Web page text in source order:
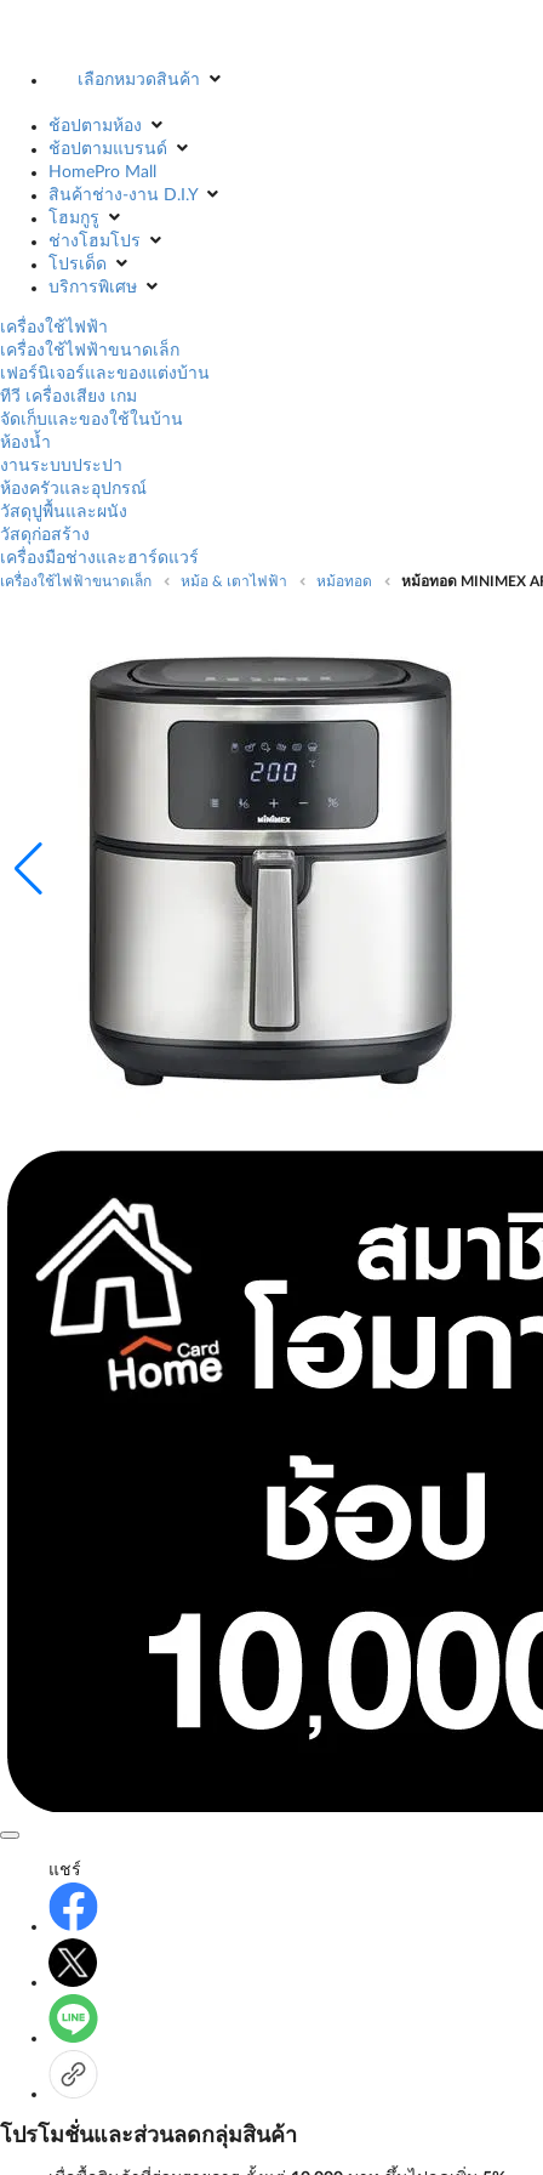
เลือกหมวดสินค้า
ช้อปตามห้อง
ช้อปตามแบรนด์
HomePro Mall
สินค้าช่าง-งาน D.I.Y
โฮมกูรู
ช่างโฮมโปร
โปรเด็ด
บริการพิเศษ
เครื่องใช้ไฟฟ้า
เครื่องใช้ไฟฟ้าขนาดเล็ก
เฟอร์นิเจอร์และของแต่งบ้าน
ทีวี เครื่องเสียง เกม
จัดเก็บและของใช้ในบ้าน
ห้องน้ำ
งานระบบประปา
ห้องครัวและอุปกรณ์
วัสดุปูพื้นและผนัง
วัสดุก่อสร้าง
เครื่องมือช่างและฮาร์ดแวร์
เครื่องใช้ไฟฟ้าขนาดเล็ก หม้อ & เตาไฟฟ้า หม้อทอด หม้อทอด MINIMEX
แชร์
โปรโมชั่นและส่วนลดกลุ่มสินค้า